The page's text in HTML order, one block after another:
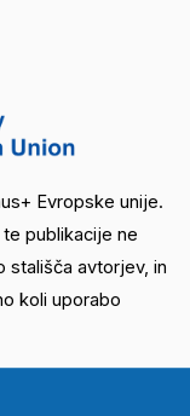
Evropske unije.
publikacije ne
stališča avtorjev, in
koli uporabo